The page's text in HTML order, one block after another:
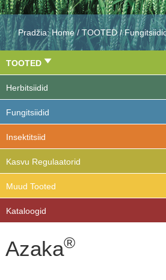
Pradžia:Home/TOOTED/
TOOTED
Herbitsiidid
Fungitsiidid
Insektitsiid
Kasvu Regulaatorid
Muud Tooted
Kataloogid
Azaka®